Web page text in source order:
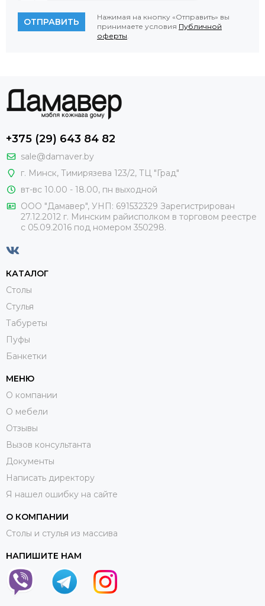
ОТПРАВИТЬ
Нажимая на кнопку «Отправить» вы
принимаете условия Публичной
оферты.
+375 (29) 643 84 82
sale@damaver.by
г. Минск, Тимирязева 123/2, ТЦ "Град"
вт-вс 10.00 - 18.00, пн выходной
ООО "Дамавер", УНП: 691532329 Зарегистрирован
27.12.2012 г. Минским райисполком в торговом реестре
с 05.09.2016 под номером 350298.
КАТАЛОГ
Столы
Стулья
Табуреты
Пуфы
Банкетки
МЕНЮ
О компании
О мебели
Отзывы
Вызов консультанта
Документы
Написать директору
Я нашел ошибку на сайте
О КОМПАНИИ
Столы и стулья из массива
НАПИШИТЕ НАМ